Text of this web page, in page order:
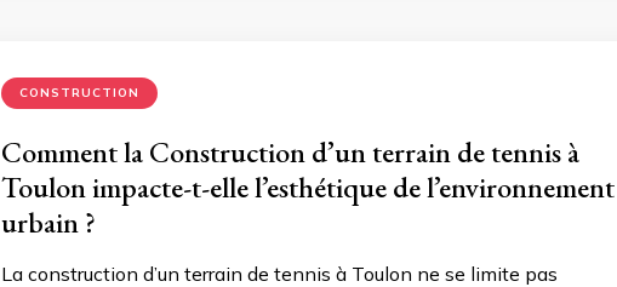
CONSTRUCTION
Comment la Construction d’un terrain de tennis à
Toulon impacte-t-elle l’esthétique de l’environnement
urbain ?
La construction d’un terrain de tennis à Toulon ne se limite pas